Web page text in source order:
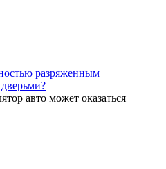
разряженным
авто может оказаться